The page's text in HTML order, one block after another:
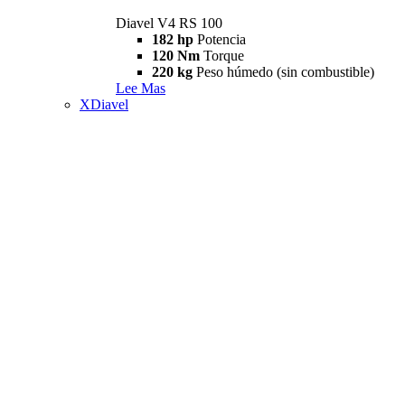
Diavel V4 RS 100
182 hp Potencia
120 Nm Torque
220 kg Peso húmedo (sin combustible)
Lee Mas
XDiavel